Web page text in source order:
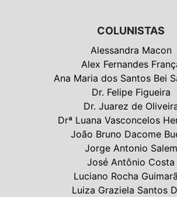
COLUNISTAS
Alessandra Macon
Alex Fernandes
Ana Maria dos Santos Bei
Dr. Felipe Figueira
Dr. Juarez de
Drª Luana Vasconcelos
João Bruno Dacome
Jorge Antonio Salem
José Antônio Costa
Luciano Rocha
Luiza Graziela Santos